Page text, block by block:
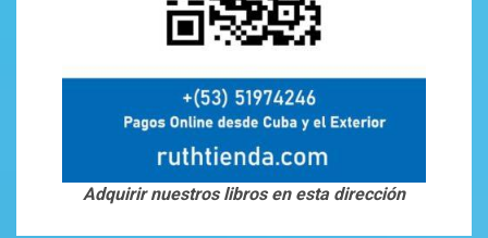
Adquirir nuestros libros en esta dirección